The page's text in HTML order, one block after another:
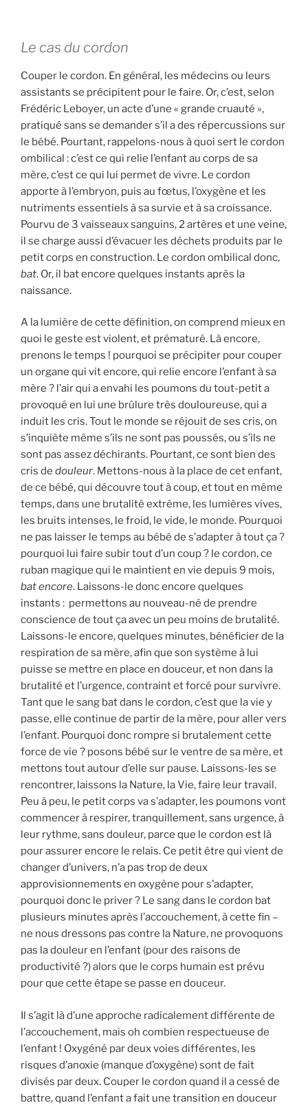
Le cas du cordon
Couper le cordon. En général, les médecins ou leurs
assistants se précipitent pour le faire. Or, c’est, selon
Frédéric Leboyer, un acte d’une « grande cruauté »,
pratiqué sans se demander s’il a des répercussions sur
le bébé. Pourtant, rappelons-nous à quoi sert le cordon
ombilical : c’est ce qui relie l’enfant au corps de sa
mère, c’est ce qui lui permet de vivre. Le cordon
apporte à l’embryon, puis au fœtus, l’oxygène et les
nutriments essentiels à sa survie et à sa croissance.
Pourvu de 3 vaisseaux sanguins, 2 artères et une veine,
il se charge aussi d’évacuer les déchets produits par le
petit corps en construction. Le cordon ombilical donc,
bat. Or, il bat encore quelques instants après la
naissance.
A la lumière de cette définition, on comprend mieux en
quoi le geste est violent, et prématuré. Là encore,
prenons le temps ! pourquoi se précipiter pour couper
un organe qui vit encore, qui relie encore l’enfant à sa
mère ? l’air qui a envahi les poumons du tout-petit a
provoqué en lui une brûlure très douloureuse, qui a
induit les cris. Tout le monde se réjouit de ses cris, on
s’inquiète même s’ils ne sont pas poussés, ou s’ils ne
sont pas assez déchirants. Pourtant, ce sont bien des
cris de douleur. Mettons-nous à la place de cet enfant,
de ce bébé, qui découvre tout à coup, et tout en même
temps, dans une brutalité extrême, les lumières vives,
les bruits intenses, le froid, le vide, le monde. Pourquoi
ne pas laisser le temps au bébé de s’adapter à tout ça ?
pourquoi lui faire subir tout d’un coup ? le cordon, ce
ruban magique qui le maintient en vie depuis 9 mois,
bat encore. Laissons-le donc encore quelques
instants : permettons au nouveau-né de prendre
conscience de tout ça avec un peu moins de brutalité.
Laissons-le encore, quelques minutes, bénéficier de la
respiration de sa mère, afin que son système à lui
puisse se mettre en place en douceur, et non dans la
brutalité et l’urgence, contraint et forcé pour survivre.
Tant que le sang bat dans le cordon, c’est que la vie y
passe, elle continue de partir de la mère, pour aller vers
l’enfant. Pourquoi donc rompre si brutalement cette
force de vie ? posons bébé sur le ventre de sa mère, et
mettons tout autour d’elle sur pause. Laissons-les se
rencontrer, laissons la Nature, la Vie, faire leur travail.
Peu à peu, le petit corps va s’adapter, les poumons vont
commencer à respirer, tranquillement, sans urgence, à
leur rythme, sans douleur, parce que le cordon est là
pour assurer encore le relais. Ce petit être qui vient de
changer d’univers, n’a pas trop de deux
approvisionnements en oxygène pour s’adapter,
pourquoi donc le priver ? Le sang dans le cordon bat
plusieurs minutes après l’accouchement, à cette fin –
ne nous dressons pas contre la Nature, ne provoquons
pas la douleur en l’enfant (pour des raisons de
productivité ?) alors que le corps humain est prévu
pour que cette étape se passe en douceur.
Il s’agit là d’une approche radicalement différente de
l’accouchement, mais oh combien respectueuse de
l’enfant ! Oxygéné par deux voies différentes, les
risques d’anoxie (manque d’oxygène) sont de fait
divisés par deux. Couper le cordon quand il a cessé de
battre, quand l’enfant a fait une transition en douceur